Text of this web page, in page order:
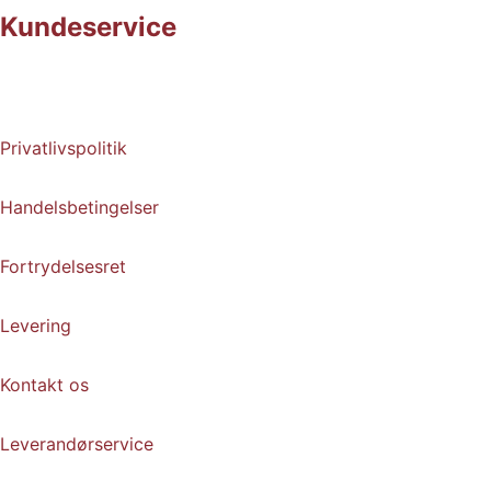
Kundeservice
Privatlivspolitik
Handelsbetingelser
Fortrydelsesret
Levering
Kontakt os
Leverandørservice